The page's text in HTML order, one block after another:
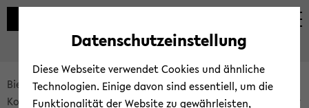
Automatische
vermeiden
zum
wechseln
zum
wechseln
zum
wechseln
Bread­
crumb
Bie­le­fel­der IT-​Servicezentrum
Ser­vices
Kom­mu­ni­ka­ti­on & Zu­sam­men­ar­beit
E-​Mail und Ka­len­der
Datenschutzeinstellung
Diese Webseite verwendet Cookies und ähnliche
Technologien. Einige davon sind essentiell, um die
Funktionalität der Website zu gewährleisten,